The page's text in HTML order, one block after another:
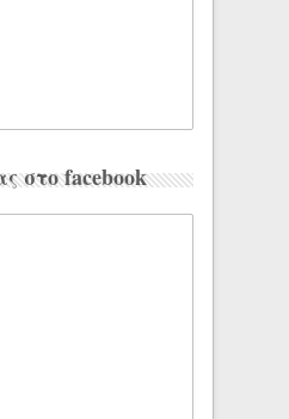
στο facebook